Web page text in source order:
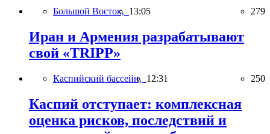
Большой Восток, 13:05 279
Иран и Армения разрабатывают
свой «TRIPP»
Каспийский бассейн, 12:31 250
Каспий отступает: комплексная
оценка рисков, последствий и